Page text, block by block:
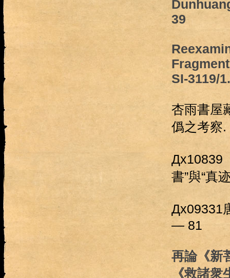
39
SI-3119/
杏雨書屋
僞之考察.
Дх10839
書”與“真
Дх09331
— 81
再論《新
《救諸